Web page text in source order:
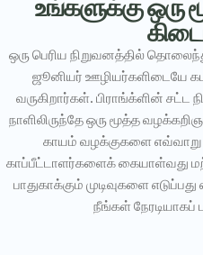
ஒரு பெரிய நிறுவனத்தில்
ஜூனியர் ஊழியர்களிடையே
வருகிறார்கள். பிராங்க்ளின் சட்ட
நாளிலிருந்தே ஒரு மூத்த
காயம் வழக்குகளை எவ்வாறு
காப்பீட்டாளர்களைக் கையாள்வது
பாதுகாக்கும் முடிவுகளை
நீங்கள் நேரடியாகப்